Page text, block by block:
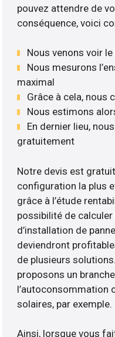
pouvez attendre de
conséquence, voici
Nous venons voir
Nous mesurons
maximal
Grâce à cela, nous
Nous estimons
En dernier lieu,
gratuitement
Notre devis est
configuration la plus
grâce à l’étude
possibilité de
d’installation de
deviendront
de plusieurs
proposons un
l’autoconsommation
solaires, par exemple.
Ainsi, lorsque vous